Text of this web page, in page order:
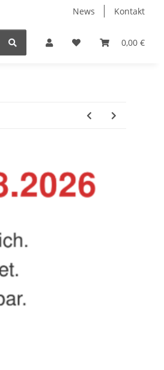
News Kontakt
0,00 €
Belüftung & Entlüftung